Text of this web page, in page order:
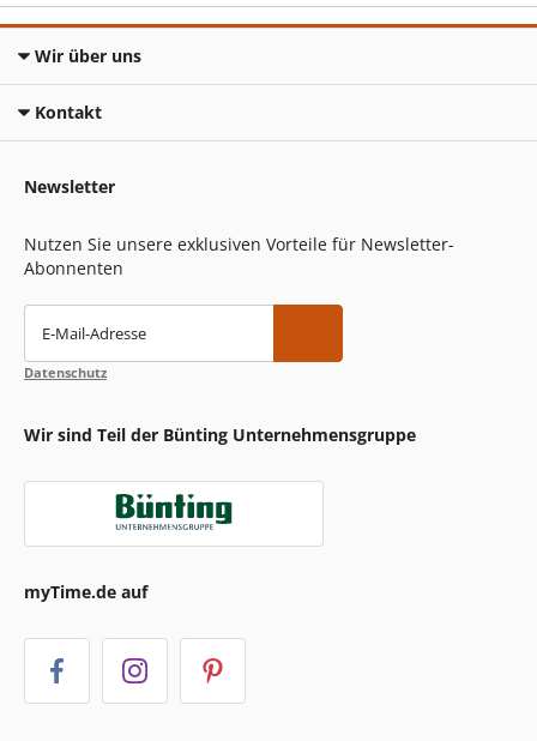
Wir über uns
Kontakt
Newsletter
Nutzen Sie unsere exklusiven Vorteile für Newsletter-
Abonnenten
E-Mail-Adresse
Datenschutz
Wir sind Teil der Bünting Unternehmensgruppe
myTime.de auf